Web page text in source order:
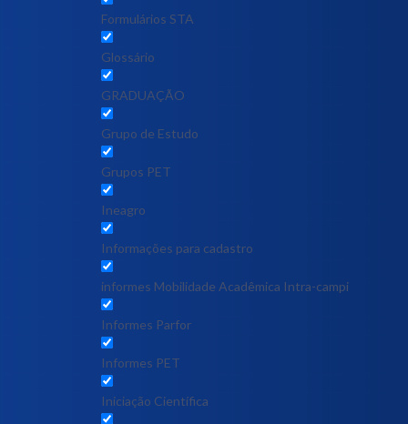
Formulários STA
Glossário
GRADUAÇÃO
Grupo de Estudo
Grupos PET
Ineagro
Informações para cadastro
informes Mobilidade Acadêmica Intra-campi
Informes Parfor
Informes PET
Iniciação Científica